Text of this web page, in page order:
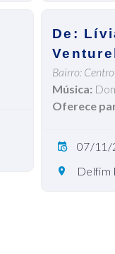
De:
Bairro: Centro
Música:
Oferece
07/11/
Delfim